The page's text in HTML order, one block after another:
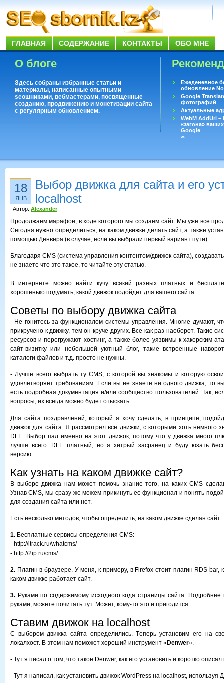
ГЛАВНАЯ СОДЕРЖАНИЕ КОНТАКТЫ ОБО МНЕ
О блоге
Здесь собраны избранные статьи и
материалы, написанные опытными
seoшниками, вебмастерами, посвященные
созданию, продвижению и монетизации сайта
с регулярным обновлением.
Ежеденевное
обновление
Google
фотографий
Актуальные
WebM AddUrl
«загона»
Google
Существует
18
ЯНВ
Выбор движка для сайта и его
localhost
Автор: Alexander
Продолжаем марафон, в ходе которого мы создаем сайт. Мы уже все
Сегодня нужно определиться, на каком движке делать сайт, а также
помощью Денвера (в случае, если вы выбрали первый вариант пути).
Благодаря CMS (система управления контентом/движок сайта),
не знаете что это такое, то читайте эту статью.
В интернете можно найти кучу всякий разных платных и
хорошенько подумать, какой движок подойдет для вашего сайта.
Советы по выбору движка сайта
- Не гонитесь за функционалом системы управления. Многие думают,
прикручено к движку, тем он круче других. Все как раз наоборот. Такие
ресурсов и перегружают хостинг, а также более уязвимы к хакерским
сайт-визитку или небольшой уютный блог, такие встроенные
каталоги файлов и т.д. просто не нужны.
- Лучше всего выбрать ту CMS, с которой вы знакомы и которую
удовлетворяет требованиям. Если вы не знаете ни одного движка, то
есть подробная документация и/или сообщество пользователей. Так,
вопросы, их всегда можно будет отыскать.
Для сайта поздравлений, который я хочу сделать, в принципе,
движок для сайта. Я рассмотрел все движки, с которыми хоть немного
DLE. Выбор пал именно на этот движок, потому что у движка много
лучше всего. DLE платный, но я хитрый засранец и буду юзать
версию
Как узнать на каком движке сайт?
В выборе движка нам может помочь знание того, на каких CMS
Узнав CMS, мы сразу же можем прикинуть ее функционал и понять
для создания сайта или нет.
Есть несколько методов, чтобы определить, на каком движке сделан сайт:
1. Бесплатные сервисы определения CMS:
- http://itrack.ru/whatcms/
- http://2ip.ru/cms/
2. Плагин в браузере. У меня, к примеру, в Firefox стоит плагин RDS bar,
каком движке работает сайт.
3. Руками по содержимому исходного кода страницы сайта.
руками, можете почитать тут. Может, кому-то это и пригодится…
Ставим движок на localhost
С выбором движка сайта определились. Теперь установим его на
локалхост. В этом нам поможет хороший инструмент « Denwer».
- Тут я писал о том, что такое Denwer, как его установить и коротко
- Тут я написал, как установить движок WordPress на localhost, используя